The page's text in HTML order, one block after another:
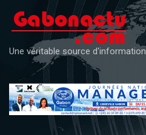
content
Une véritable source d'information